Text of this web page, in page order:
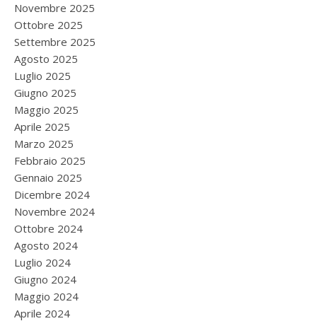
Novembre 2025
Ottobre 2025
Settembre 2025
Agosto 2025
Luglio 2025
Giugno 2025
Maggio 2025
Aprile 2025
Marzo 2025
Febbraio 2025
Gennaio 2025
Dicembre 2024
Novembre 2024
Ottobre 2024
Agosto 2024
Luglio 2024
Giugno 2024
Maggio 2024
Aprile 2024